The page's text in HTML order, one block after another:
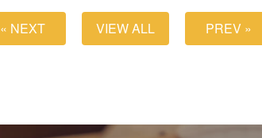
« NEXT VIEW ALL PREV »